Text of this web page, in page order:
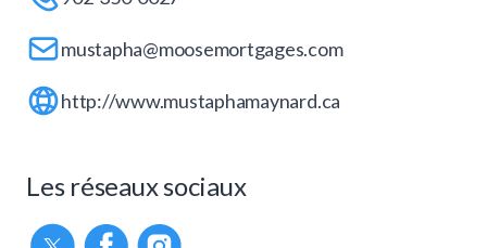
mustapha@moosemortgages.com
http://www.mustaphamaynard.ca
Les réseaux sociaux